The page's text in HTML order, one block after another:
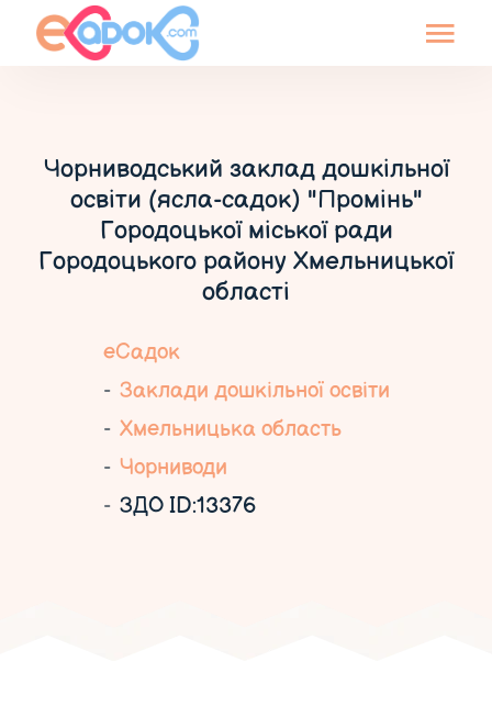
Чорниводський заклад дошкільної
освіти (ясла-садок) "Промінь"
Городоцької міської ради
Городоцького району Хмельницької
області
еСадок
Заклади дошкільної освіти
Хмельницька область
Чорниводи
ЗДО ID:13376